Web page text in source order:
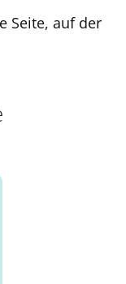
Seite, auf der